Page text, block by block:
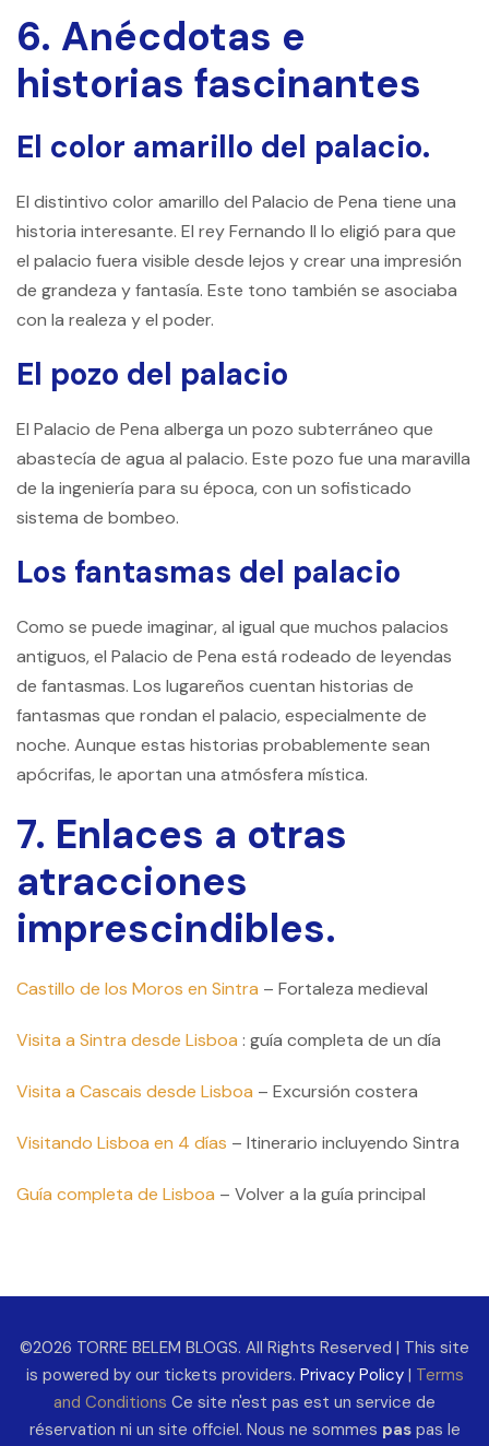
6. Anécdotas e
historias fascinantes
El color amarillo del palacio.
El distintivo color amarillo del Palacio de Pena tiene una
historia interesante. El rey Fernando II lo eligió para que
el palacio fuera visible desde lejos y crear una impresión
de grandeza y fantasía. Este tono también se asociaba
con la realeza y el poder.
El pozo del palacio
El Palacio de Pena alberga un pozo subterráneo que
abastecía de agua al palacio. Este pozo fue una maravilla
de la ingeniería para su época, con un sofisticado
sistema de bombeo.
Los fantasmas del palacio
Como se puede imaginar, al igual que muchos palacios
antiguos, el Palacio de Pena está rodeado de leyendas
de fantasmas. Los lugareños cuentan historias de
fantasmas que rondan el palacio, especialmente de
noche. Aunque estas historias probablemente sean
apócrifas, le aportan una atmósfera mística.
7. Enlaces a otras
atracciones
imprescindibles.
Castillo de los Moros en Sintra – Fortaleza medieval
Visita a Sintra desde Lisboa : guía completa de un día
Visita a Cascais desde Lisboa – Excursión costera
Visitando Lisboa en 4 días – Itinerario incluyendo Sintra
Guía completa de Lisboa – Volver a la guía principal
©2026 TORRE BELEM BLOGS. All Rights Reserved | This site
is powered by our tickets providers. Privacy Policy| Terms
and Conditions Ce site n'est pas est un service de
réservation ni un site offciel. Nous ne sommes paspas le